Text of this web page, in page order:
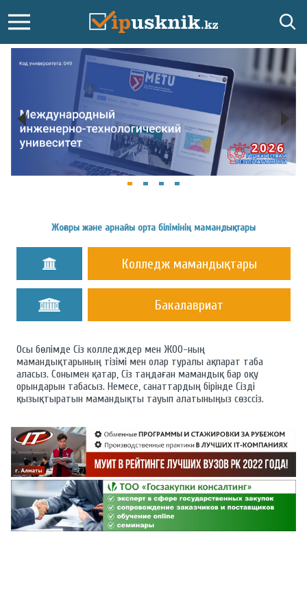
Жоғары және арнайы орта білімінің мамандықтары
Осы бөлімде Сіз колледждер мен ЖОО-ның
мамандықтарының тізімі мен олар туралы ақпарат таба
аласыз. Сонымен қатар, Сіз таңдаған мамандық бар оқу
орындарын табасыз. Немесе, санаттардың бірінде Сізді
қызықтыратын мамандықты тауып алатыныңыз сөзссіз.
Колледж мамандықтары
Бакалавриат